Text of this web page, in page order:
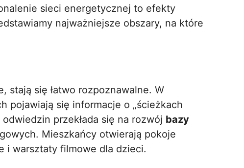
sieci energetycznej to efekty
najważniejsze obszary, na które
stają się łatwo rozpoznawalne. W
pojawiają się informacje o „ścieżkach
przekłada się na rozwój bazy
Mieszkańcy otwierają pokoje
i warsztaty filmowe dla dzieci.